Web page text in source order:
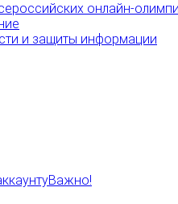
онлайн-
и защиты информации
Важно!